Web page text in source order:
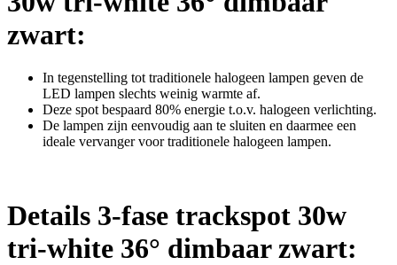
zwart:
In tegenstelling tot traditionele halogeen lampen geven de
LED lampen slechts weinig warmte af.
Deze spot bespaard 80% energie t.o.v. halogeen verlichting.
De lampen zijn eenvoudig aan te sluiten en daarmee een
ideale vervanger voor traditionele halogeen lampen.
Details 3-fase trackspot 30w
tri-white 36° dimbaar zwart: